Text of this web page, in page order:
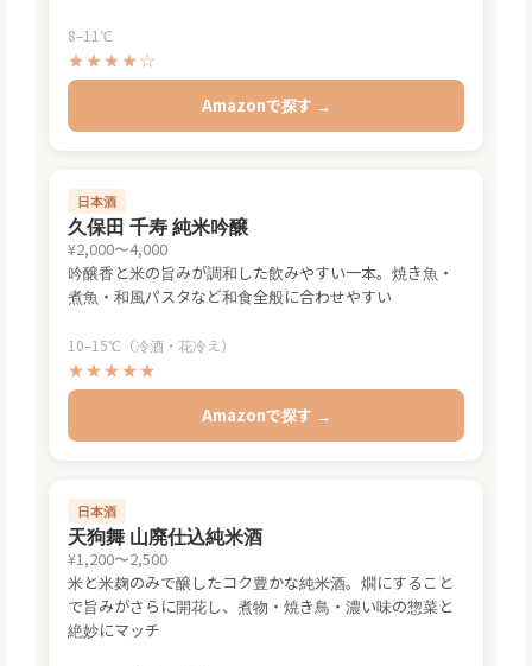
8–11℃
★★★★☆
Amazonで探す →
日本酒
久保田 千寿 純米吟醸
¥2,000〜4,000
吟醸香と米の旨みが調和した飲みやすい一本。焼き魚・
煮魚・和風パスタなど和食全般に合わせやすい
10–15℃（冷酒・花冷え）
★★★★★
Amazonで探す →
日本酒
天狗舞 山廃仕込純米酒
¥1,200〜2,500
米と米麹のみで醸したコク豊かな純米酒。燗にすること
で旨みがさらに開花し、煮物・焼き鳥・濃い味の惣菜と
絶妙にマッチ